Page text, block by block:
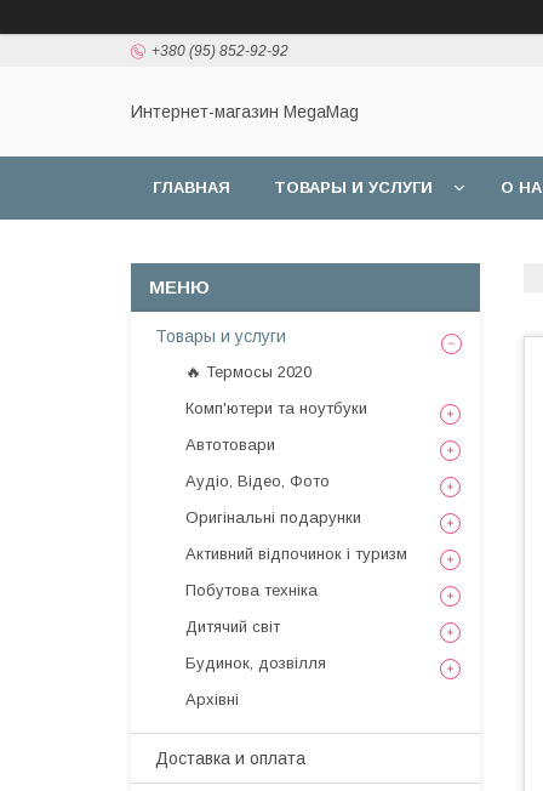
+380 (95) 852-92-92
Интернет-магазин MegaMag
ГЛАВНАЯ ТОВАРЫ И УСЛУГИ О
Товары и услуги
🔥 Термосы 2020
Комп'ютери та ноутбуки
Автотовари
Аудіо, Відео, Фото
Оригінальні подарунки
Активний відпочинок і туризм
Побутова техніка
Дитячий світ
Будинок, дозвілля
Архівні
Доставка и оплата